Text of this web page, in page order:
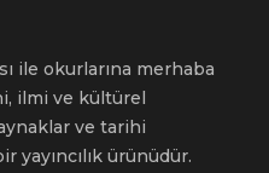
ile okurlarına merhaba
ilmi ve kültürel
ve tarihi
yayıncılık ürünüdür.